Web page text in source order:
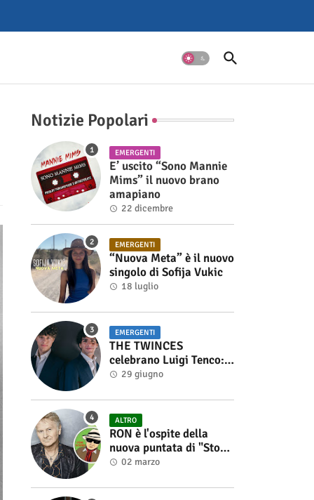
Notizie Popolari
EMERGENTI
E’ uscito “Sono Mannie
Mims” il nuovo brano
amapiano
22 dicembre
EMERGENTI
“Nuova Meta” è il nuovo
singolo di Sofija Vukic
18 luglio
EMERGENTI
THE TWINCES
celebrano Luigi Tenco:
fuori singolo e video di
29 giugno
ALTRO
RON è l'ospite della
nuova puntata di "Storie
di Musica", in onda sul
Alberto Salerno
02 marzo